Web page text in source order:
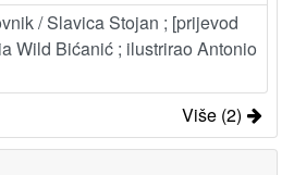
/ Slavica Stojan ; [prijevod
Wild Bićanić ; ilustrirao Antonio
Više (2)